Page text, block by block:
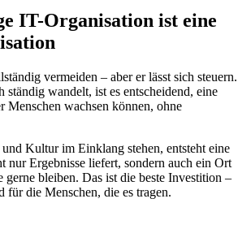
IT-Organisation ist eine
vermeiden – aber er lässt sich steuern.
ständig wandelt, ist es entscheidend, eine
Menschen wachsen können, ohne
Kultur im Einklang stehen, entsteht eine
nur Ergebnisse liefert, sondern auch ein Ort
gerne bleiben. Das ist die beste Investition –
für die Menschen, die es tragen.